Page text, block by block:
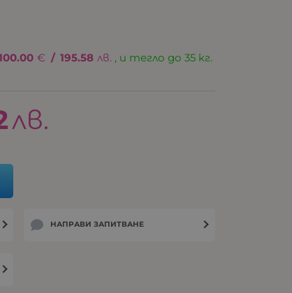
€ / 195.58 лв. , и тегло до 35 кг.
лв.
НАПРАВИ ЗАПИТВАНЕ